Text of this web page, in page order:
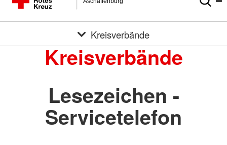
Kreisverbände
Kreisverbände
Lesezeichen -
Servicetelefon